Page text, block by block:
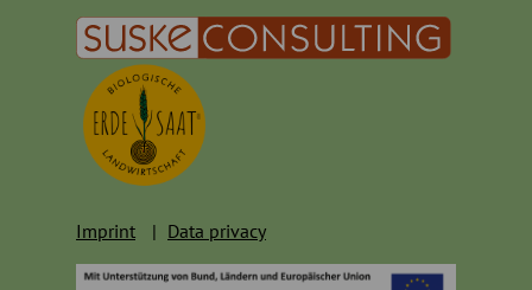
Imprint Data privacy